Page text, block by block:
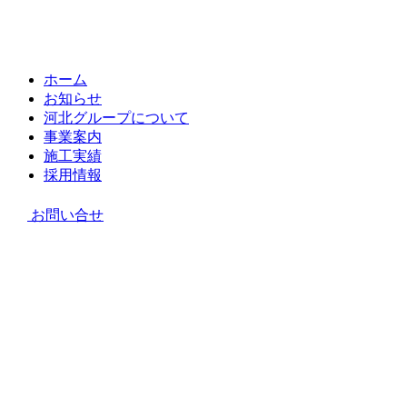
ホーム
お知らせ
河北グループについて
事業案内
施工実績
採用情報
お問い合せ